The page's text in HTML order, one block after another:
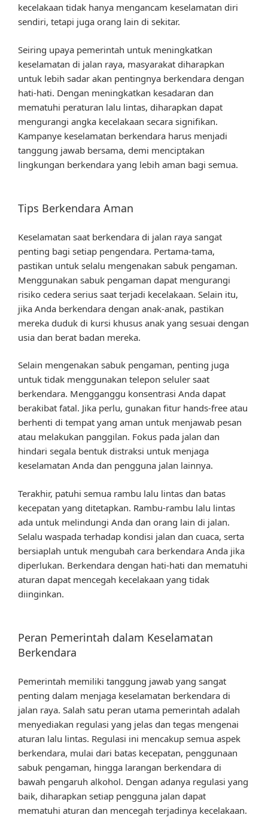
kecelakaan tidak hanya mengancam keselamatan diri
sendiri, tetapi juga orang lain di sekitar.
Seiring upaya pemerintah untuk meningkatkan
keselamatan di jalan raya, masyarakat diharapkan
untuk lebih sadar akan pentingnya berkendara dengan
hati-hati. Dengan meningkatkan kesadaran dan
mematuhi peraturan lalu lintas, diharapkan dapat
mengurangi angka kecelakaan secara signifikan.
Kampanye keselamatan berkendara harus menjadi
tanggung jawab bersama, demi menciptakan
lingkungan berkendara yang lebih aman bagi semua.
Tips Berkendara Aman
Keselamatan saat berkendara di jalan raya sangat
penting bagi setiap pengendara. Pertama-tama,
pastikan untuk selalu mengenakan sabuk pengaman.
Menggunakan sabuk pengaman dapat mengurangi
risiko cedera serius saat terjadi kecelakaan. Selain itu,
jika Anda berkendara dengan anak-anak, pastikan
mereka duduk di kursi khusus anak yang sesuai dengan
usia dan berat badan mereka.
Selain mengenakan sabuk pengaman, penting juga
untuk tidak menggunakan telepon seluler saat
berkendara. Mengganggu konsentrasi Anda dapat
berakibat fatal. Jika perlu, gunakan fitur hands-free atau
berhenti di tempat yang aman untuk menjawab pesan
atau melakukan panggilan. Fokus pada jalan dan
hindari segala bentuk distraksi untuk menjaga
keselamatan Anda dan pengguna jalan lainnya.
Terakhir, patuhi semua rambu lalu lintas dan batas
kecepatan yang ditetapkan. Rambu-rambu lalu lintas
ada untuk melindungi Anda dan orang lain di jalan.
Selalu waspada terhadap kondisi jalan dan cuaca, serta
bersiaplah untuk mengubah cara berkendara Anda jika
diperlukan. Berkendara dengan hati-hati dan mematuhi
aturan dapat mencegah kecelakaan yang tidak
diinginkan.
Peran Pemerintah dalam Keselamatan
Berkendara
Pemerintah memiliki tanggung jawab yang sangat
penting dalam menjaga keselamatan berkendara di
jalan raya. Salah satu peran utama pemerintah adalah
menyediakan regulasi yang jelas dan tegas mengenai
aturan lalu lintas. Regulasi ini mencakup semua aspek
berkendara, mulai dari batas kecepatan, penggunaan
sabuk pengaman, hingga larangan berkendara di
bawah pengaruh alkohol. Dengan adanya regulasi yang
baik, diharapkan setiap pengguna jalan dapat
mematuhi aturan dan mencegah terjadinya kecelakaan.